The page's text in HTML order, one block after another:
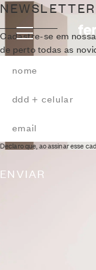
SOFÁ
2016
NEWSLETTER
Cadastre-se em
de perto todas as
Declaro que, ao assinar esse
ENVIAR